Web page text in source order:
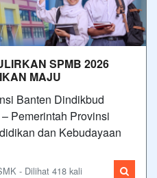
SPMB 2026
MAJU
Banten Dindikbud
Pemerintah Provinsi
dan Kebudayaan
- Dilihat 418 kali